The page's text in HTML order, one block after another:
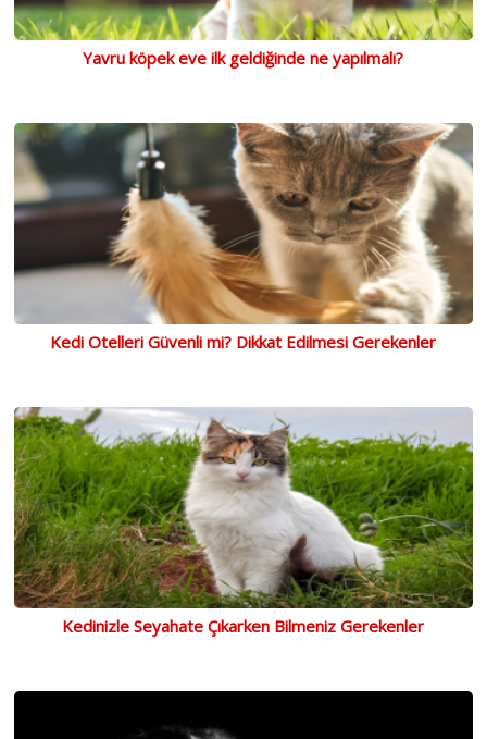
Yavru köpek eve ilk geldiğinde ne yapılmalı?
Kedi Otelleri Güvenli mi? Dikkat Edilmesi Gerekenler
Kedinizle Seyahate Çıkarken Bilmeniz Gerekenler